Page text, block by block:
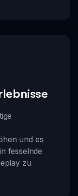
und es
fesselnde
zu